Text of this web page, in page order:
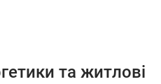
та житлові